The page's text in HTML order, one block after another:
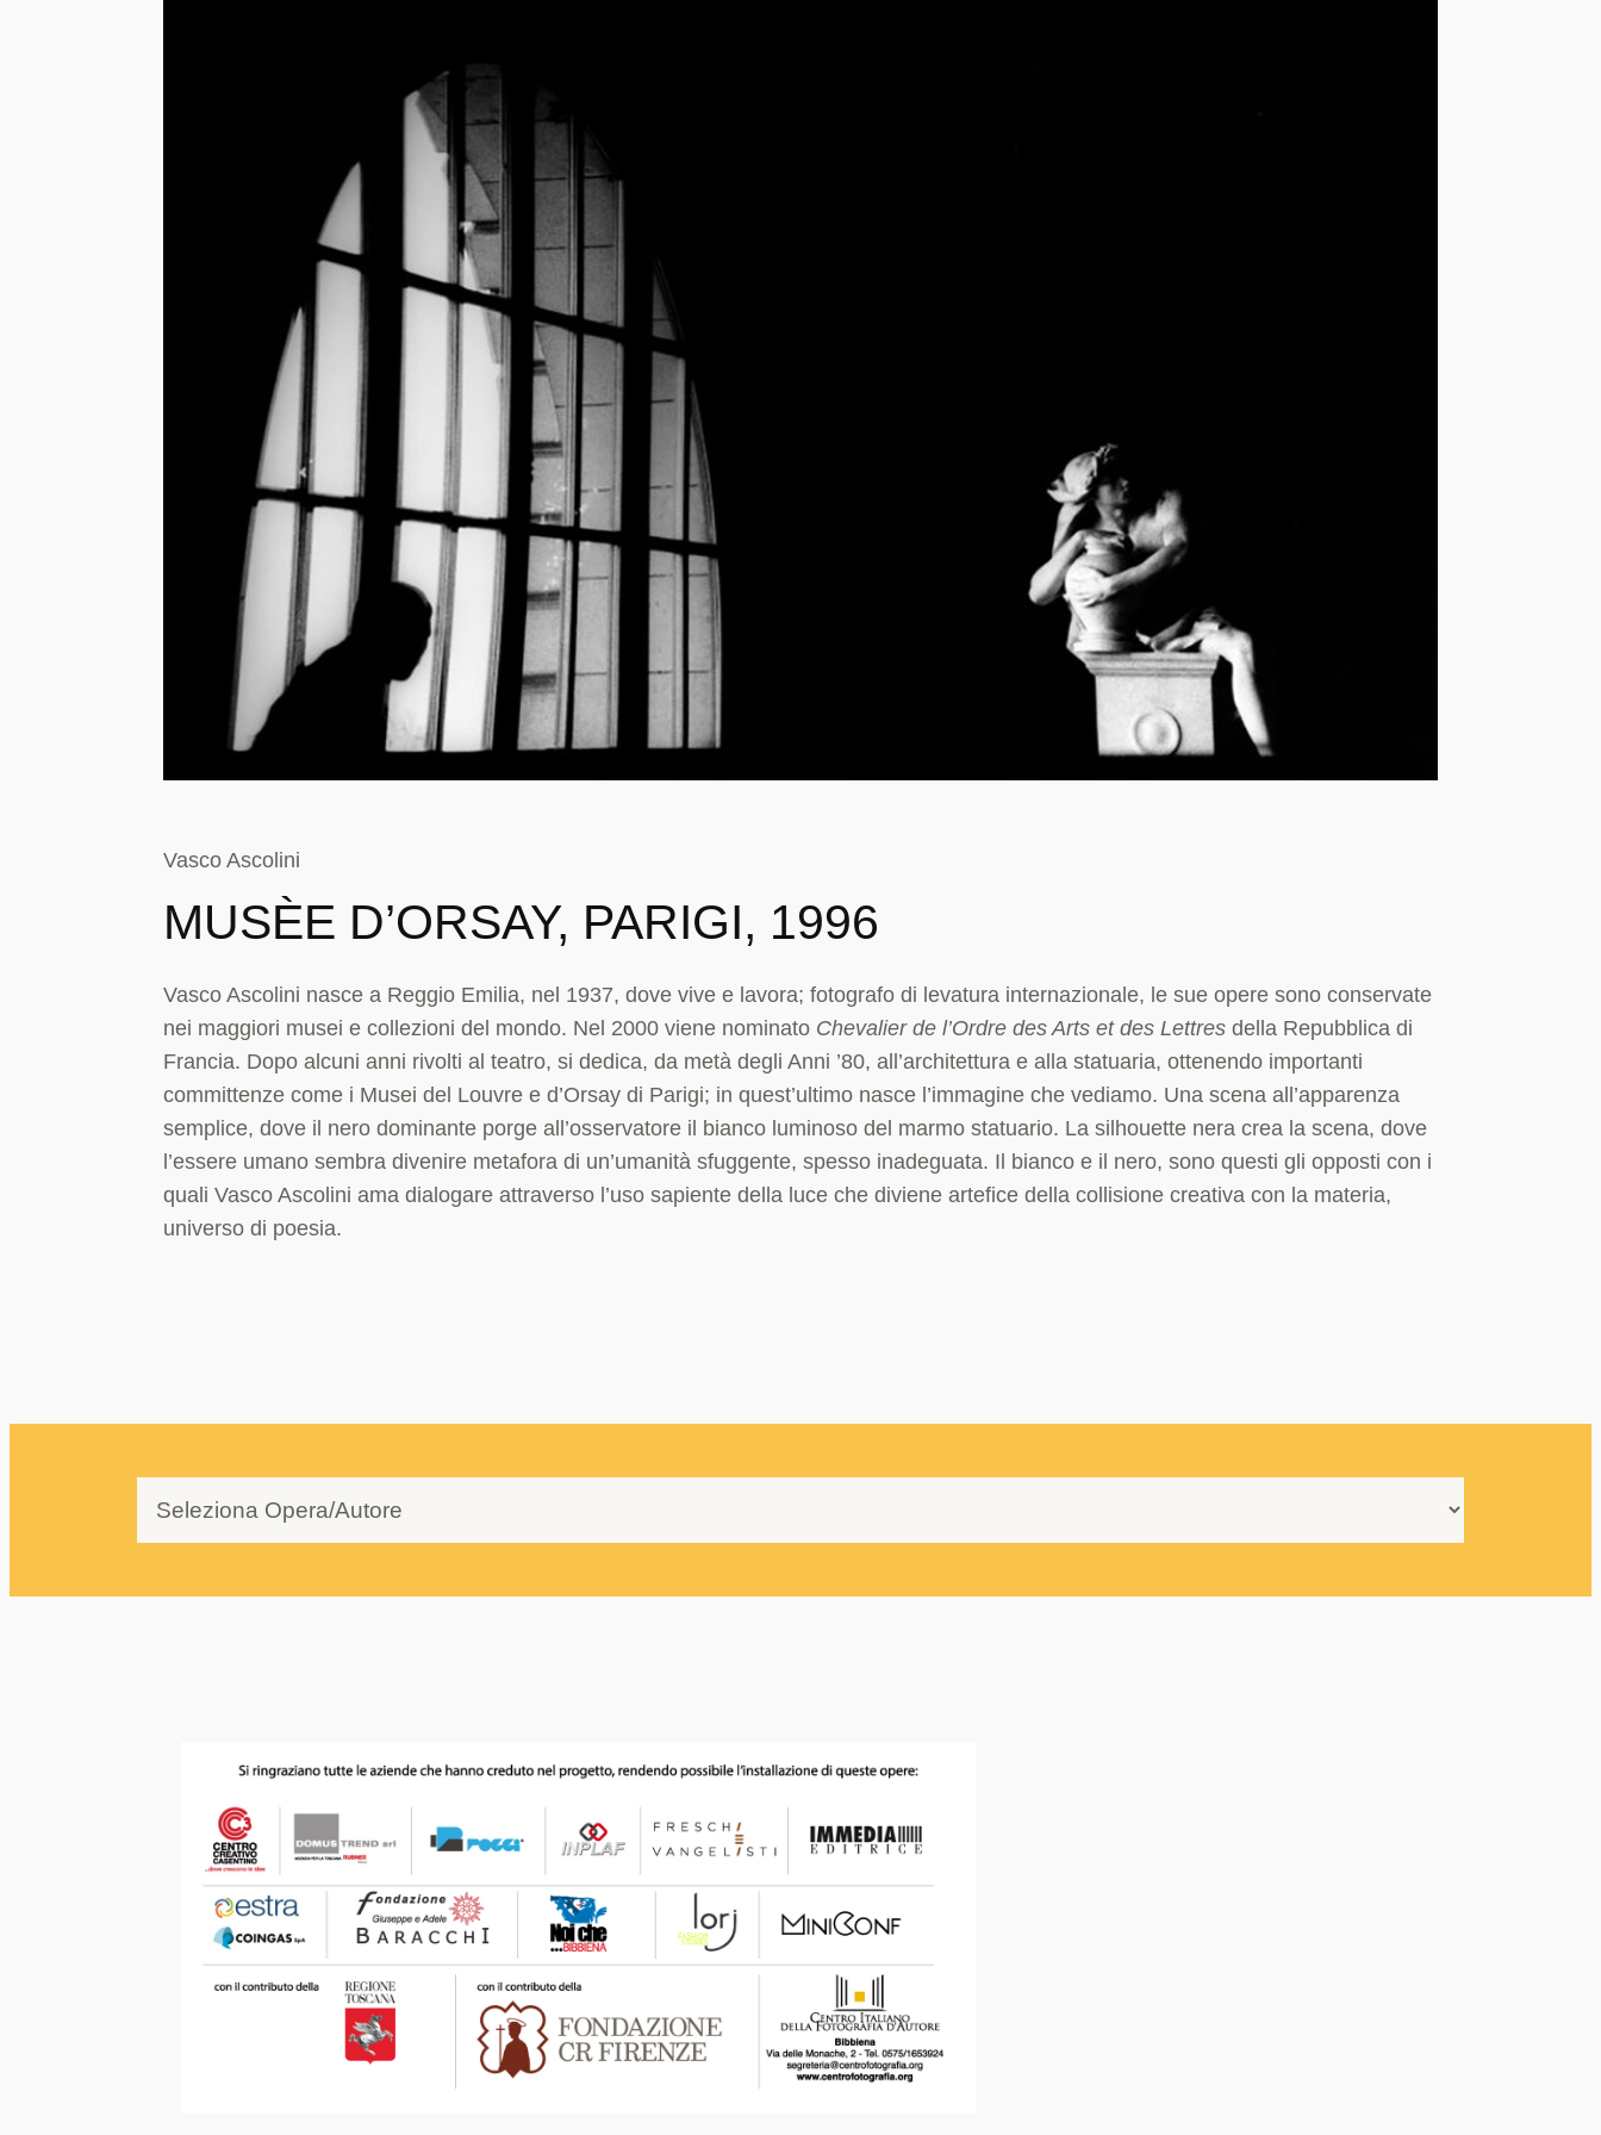
Vasco Ascolini
MUSÈE D’ORSAY, PARIGI, 1996
Vasco Ascolini nasce a Reggio Emilia, nel 1937, dove vive e lavora; fotografo di levatura internazionale, le sue opere sono conservate
nei maggiori musei e collezioni del mondo. Nel 2000 viene nominato Chevalier de l’Ordre des Arts et des Lettresdella Repubblica di
Francia. Dopo alcuni anni rivolti al teatro, si dedica, da metà degli Anni ’80, all’architettura e alla statuaria, ottenendo importanti
committenze come i Musei del Louvre e d’Orsay di Parigi; in quest’ultimo nasce l’immagine che vediamo. Una scena all’apparenza
semplice, dove il nero dominante porge all’osservatore il bianco luminoso del marmo statuario. La silhouette nera crea la scena, dove
l’essere umano sembra divenire metafora di un’umanità sfuggente, spesso inadeguata. Il bianco e il nero, sono questi gli opposti con i
quali Vasco Ascolini ama dialogare attraverso l’uso sapiente della luce che diviene artefice della collisione creativa con la materia,
universo di poesia.